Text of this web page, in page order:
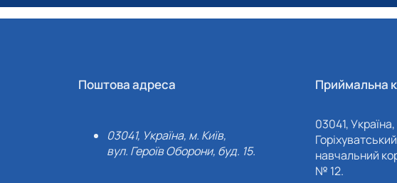
Поштова адреса
03041, Україна, м. Київ,
вул. Героїв Оборони, буд. 15.
Приймальна
03041,
навчальний
№ 12.